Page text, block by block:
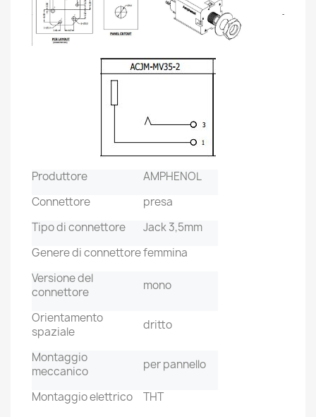
Produttore
AMPHENOL
Connettore
presa
Tipo di connettore
Jack 3,5mm
Genere di connettorefemmina
Versione del
connettore
mono
Orientamento
spaziale
dritto
Montaggio
meccanico
per pannello
Montaggio elettrico
THT